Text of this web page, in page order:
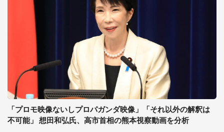
「プロモ映像ないしプロパガンダ映像」「それ以外の解釈は
不可能」 想田和弘氏、高市首相の熊本視察動画を分析